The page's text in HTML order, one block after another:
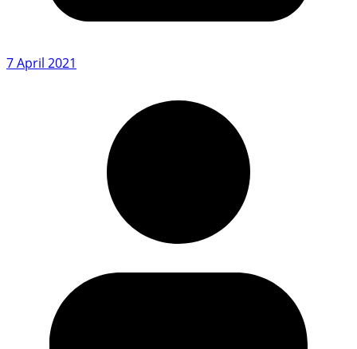
7 April 2021